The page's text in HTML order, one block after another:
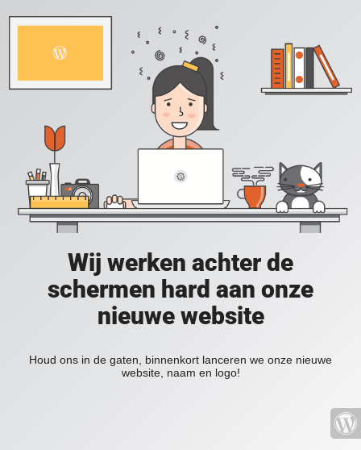
Wij werken achter de
schermen hard aan onze
nieuwe website
Houd ons in de gaten, binnenkort lanceren we onze nieuwe
website, naam en logo!